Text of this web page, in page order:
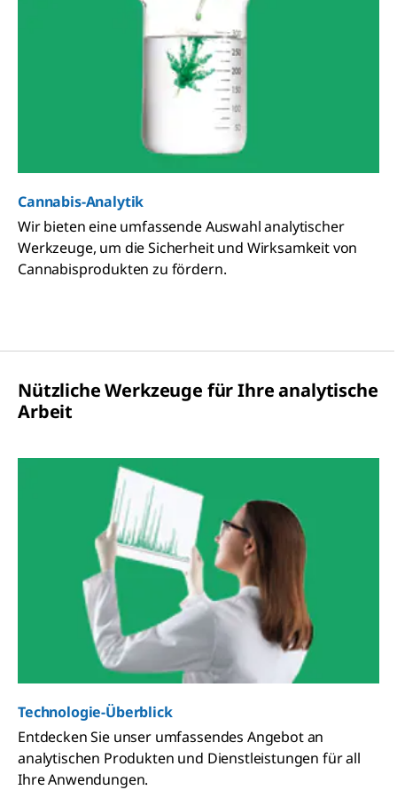
Cannabis-Analytik
Wir bieten eine umfassende Auswahl analytischer
Werkzeuge, um die Sicherheit und Wirksamkeit von
Cannabisprodukten zu fördern.
Nützliche Werkzeuge für Ihre analytische
Arbeit
Technologie-Überblick
Entdecken Sie unser umfassendes Angebot an
analytischen Produkten und Dienstleistungen für all
Ihre Anwendungen.